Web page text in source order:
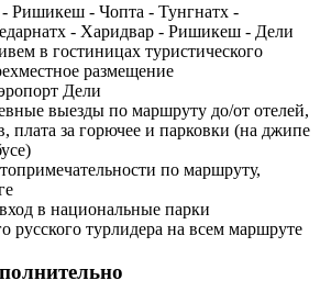
Ришикеш - Чопта - Тунгнатх -
- Харидвар - Ришикеш - Дели
в гостиницах туристического
размещение
Дели
выезды по маршруту до/от отелей,
плата за горючее и парковки (на джипе
по маршруту,
в национальные парки
русского турлидера на всем маршруте